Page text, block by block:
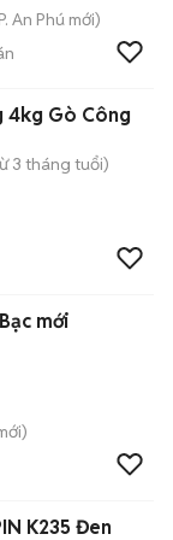
P. An Phú mới)
4kg Gò Công
3 tháng tuổi)
mới
K235 Đen